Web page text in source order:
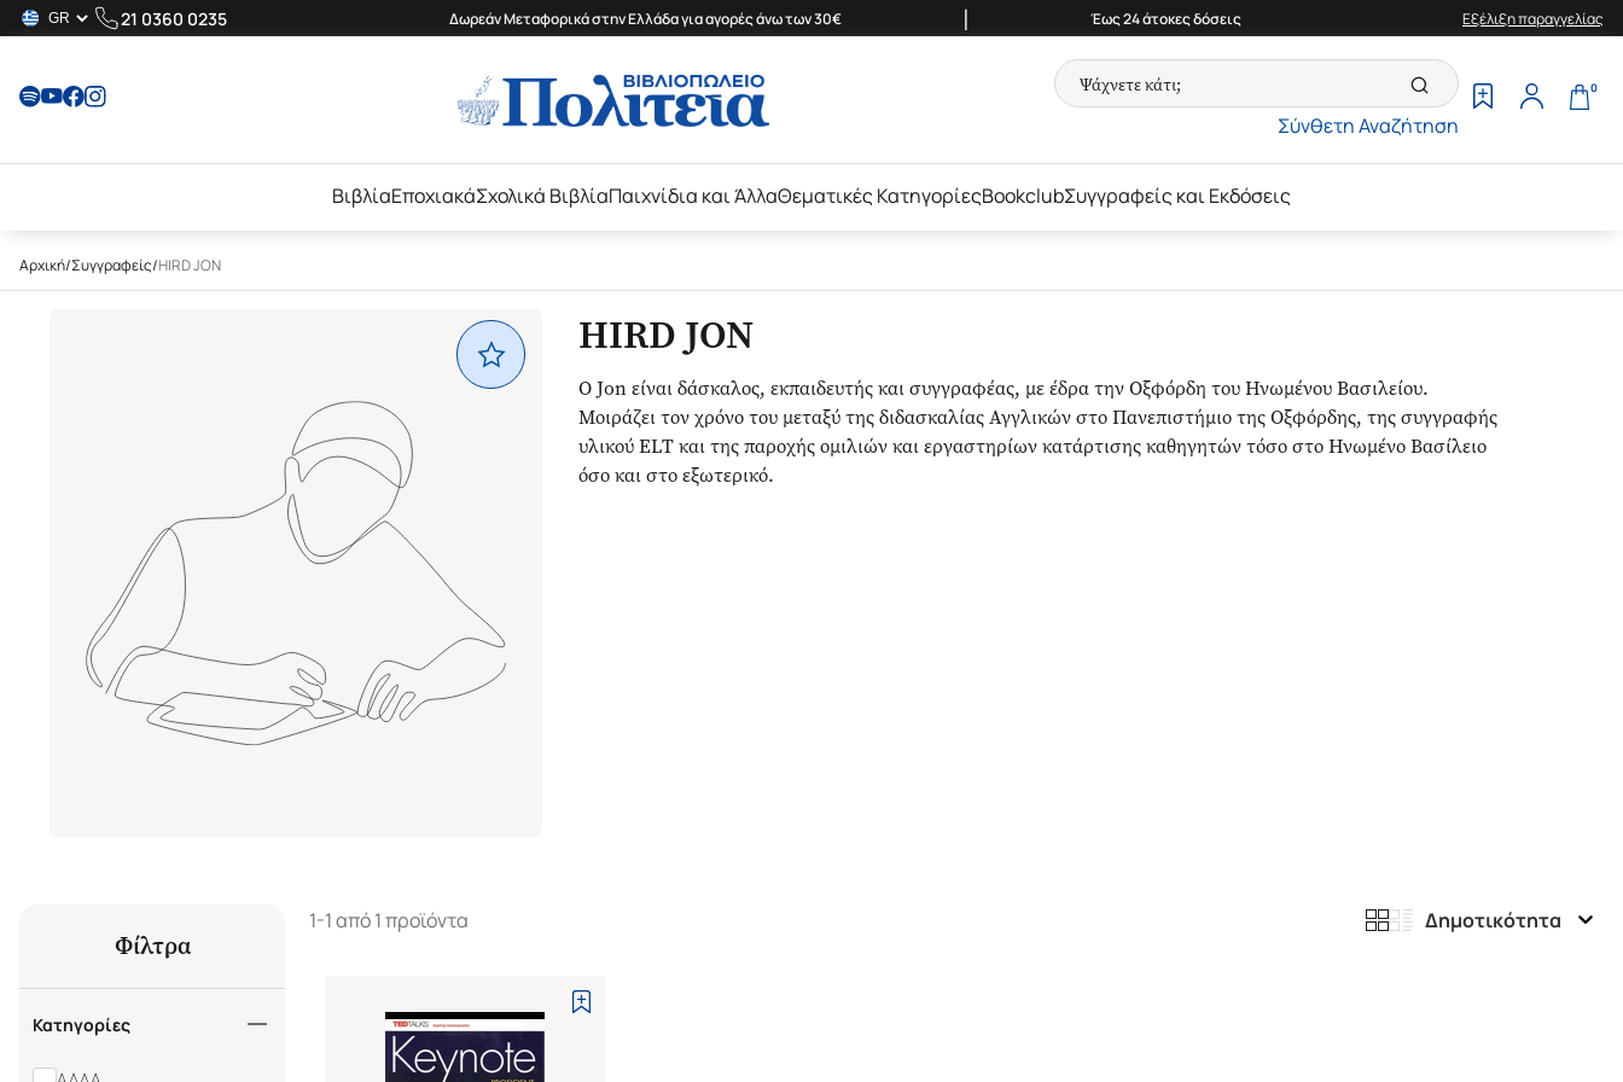
21 0360 0235 Δωρεάν Μεταφορικά στην Ελλάδα για αγορές άνω των 30€ | Έως 24 άτοκες δόσεις Εξέλιξη παραγγελίας
Σύνθετη Αναζήτηση
0
ΒιβλίαΕποχιακάΣχολικά ΒιβλίαΠαιχνίδια και ΆλλαΘεματικές ΚατηγορίεςBookclubΣυγγραφείς και Εκδόσεις
Αρχική/Συγγραφείς/HIRD JON
HIRD JON
Ο Jon είναι δάσκαλος, εκπαιδευτής και συγγραφέας, με έδρα την Οξφόρδη του Ηνωμένου Βασιλείου.
Μοιράζει τον χρόνο του μεταξύ της διδασκαλίας Αγγλικών στο Πανεπιστήμιο της Οξφόρδης, της συγγραφής
υλικού ELT και της παροχής ομιλιών και εργαστηρίων κατάρτισης καθηγητών τόσο στο Ηνωμένο Βασίλειο
όσο και στο εξωτερικό.
Φίλτρα
Κατηγορίες
1-1 από 1 προϊόντα Δημοτικότητα